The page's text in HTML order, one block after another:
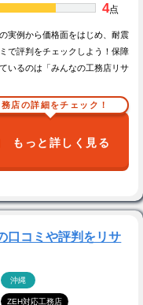
4点
実例から価格面をはじめ、耐震
で評判をチェックしよう！保障
いるのは「みんなの工務店リサ
務店の詳細をチェック！
もっと詳しく見る
口コミや評判をリサ
沖縄
ZEH対応工務店